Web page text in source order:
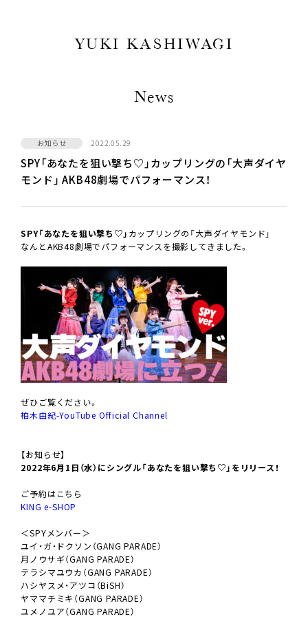
YUKI KASHIWAGI
News
お知らせ 2022.05.29
SPY「あなたを狙い撃ち♡」カップリングの「大声ダイヤ
モンド 」 AKB48劇場でパフォーマンス！
SPY「あなたを狙い撃ち♡」 カップリングの「大声ダイヤモンド 」
なんとAKB48劇場でパフォーマンスを撮影してきました。
ぜひご覧ください。
柏木由紀-YouTube Official Channel
【お知らせ】
2022年6月1日（水）にシングル「あなたを狙い撃ち♡」をリリース！
ご予約はこちら
KING e-SHOP
＜SPYメンバー＞
ユイ・ガ・ドクソン（GANG PARADE）
月ノウサギ（GANG PARADE）
テラシマユウカ（GANG PARADE）
ハシヤスメ・アツコ（BiSH）
ヤママチミキ（GANG PARADE）
ユメノユア（GANG PARADE）